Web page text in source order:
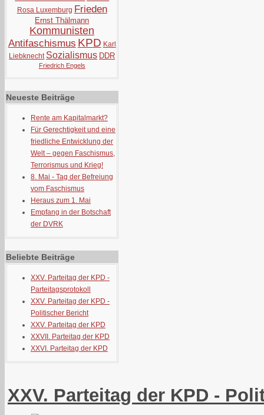
Rosa Luxemburg Frieden
Ernst Thälmann
Kommunisten
Antifaschismus KPD Karl
Liebknecht Sozialismus DDR
Friedrich Engels
Neueste Beiträge
Rente am Kapitalmarkt?
Für Gerechtigkeit und eine
friedliche Entwicklung der
Welt – gegen Faschismus,
Terrorismus und Krieg!
8. Mai - Tag der Befreiung
vom Faschismus
Heraus zum 1. Mai
Empfang in der Botschaft
der DVRK
Beliebte Beiträge
XXV. Parteitag der KPD -
Parteitagsprotokoll
XXV. Parteitag der KPD -
Politischer Bericht
XXV. Parteitag der KPD
XXVII. Parteitag der KPD
XXVI. Parteitag der KPD
XXV. Parteitag der KPD -